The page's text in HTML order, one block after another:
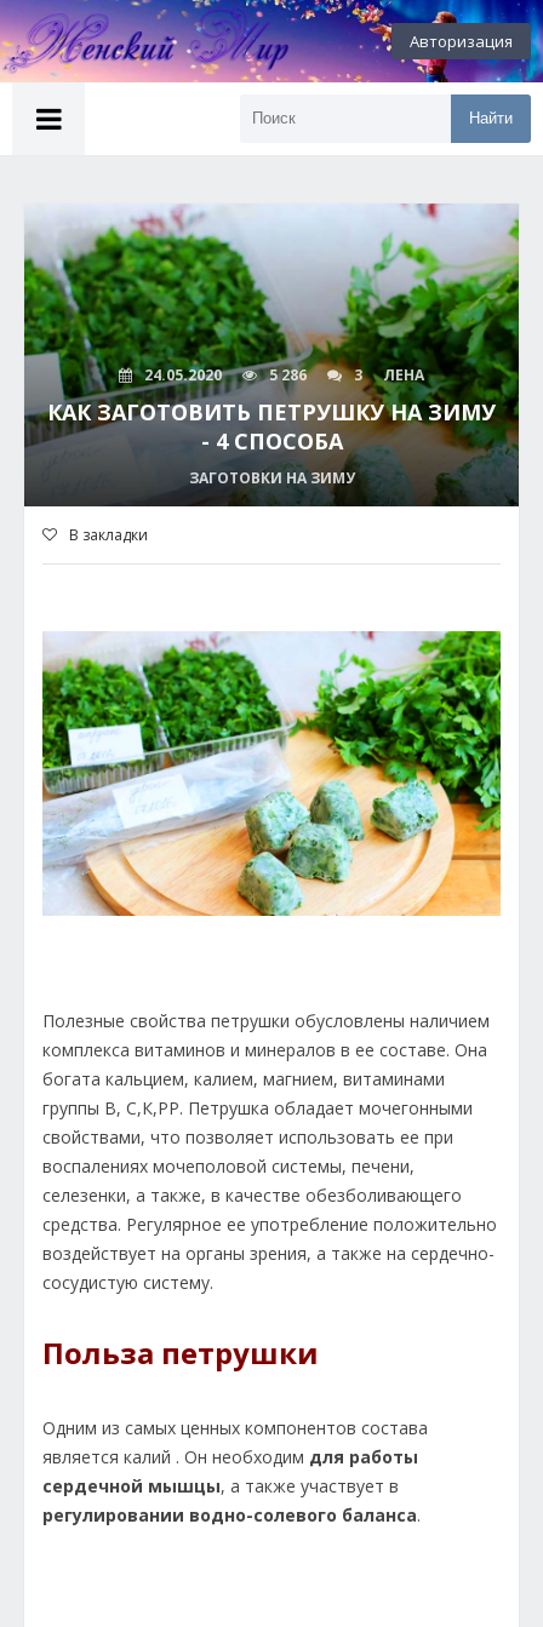
Авторизация
Найти
24.05.2020 5 286 3 ЛЕНА
КАК ЗАГОТОВИТЬ ПЕТРУШКУ НА ЗИМУ
- 4 СПОСОБА
ЗАГОТОВКИ НА ЗИМУ
В закладки
Полезные свойства петрушки обусловлены наличием
комплекса витаминов и минералов в ее составе. Она
богата кальцием, калием, магнием, витаминами
группы В, С,К,РР. Петрушка обладает мочегонными
свойствами, что позволяет использовать ее при
воспалениях мочеполовой системы, печени,
селезенки, а также, в качестве обезболивающего
средства. Регулярное ее употребление положительно
воздействует на органы зрения, а также на сердечно-
сосудистую систему.
Польза петрушки
Одним из самых ценных компонентов состава
является калий . Он необходим для работы
сердечной мышцы, а также участвует в
регулировании водно-солевого баланса.